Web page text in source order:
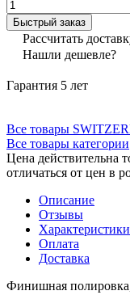
Быстрый заказ
Рассчитать
Нашли дешевле?
Гарантия 5 лет
Все товары
Все товары категории
Цена действительна
отличаться от цен в
Описание
Отзывы
Характеристики
Оплата
Доставка
Финишная